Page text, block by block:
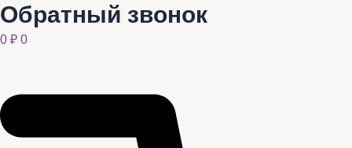
Обратный звонок
0 ₽ 0